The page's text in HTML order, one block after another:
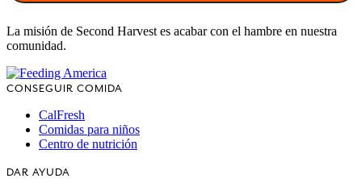
La misión de Second Harvest es acabar con el hambre en nuestra
comunidad.
CONSEGUIR COMIDA
CalFresh
Comidas para niños
Centro de nutrición
DAR AYUDA